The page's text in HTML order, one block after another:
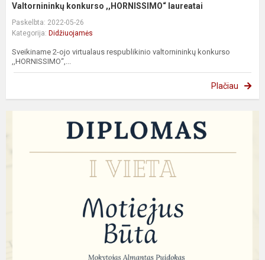
Valtornininkų konkurso ,,HORNISSIMO“ laureatai
Paskelbta: 2022-05-26
Kategorija: Didžiuojamės
Sveikiname 2-ojo virtualaus respublikinio valtornininkų konkurso
,,HORNISSIMO“,...
Plačiau